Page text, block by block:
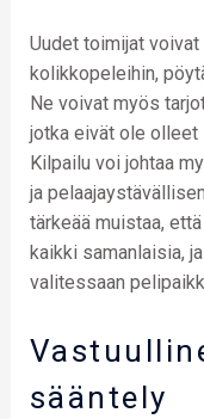
Uudet toimijat
kolikkopeleihin,
Ne voivat myös
jotka eivät ole olleet
Kilpailu voi johtaa
ja
tärkeää muistaa,
kaikki samanlaisia,
valitessaan
sääntely